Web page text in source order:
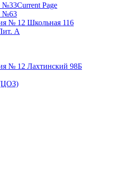
№33Current Page
№63
№ 12 Школьная 116
А
№ 12 Лахтинский 98Б